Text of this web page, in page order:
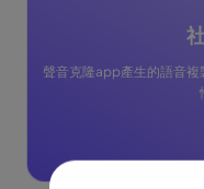
聲音克隆app產生的語音複